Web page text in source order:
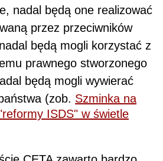
nadal będą one realizować
przez przeciwników
będą mogli korzystać z
prawnego stworzonego
będą mogli wywierać
(zob. Szminka na
ISDS" w świetle